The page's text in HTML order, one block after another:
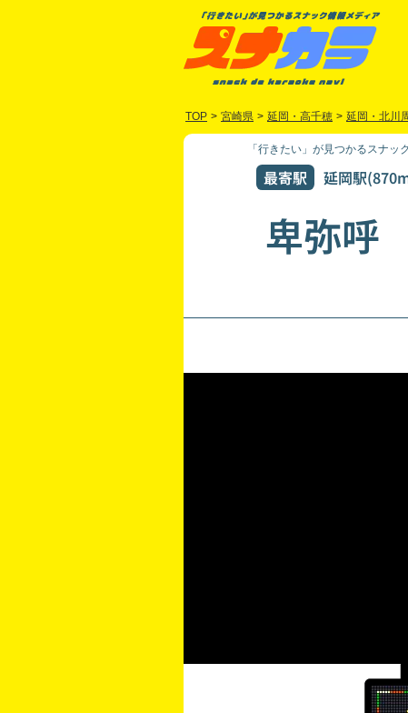
TOP > 宮崎県 > 延岡・高千穂 > 延岡・北川
「行きたい」が見つかるスナッ
最寄駅 延岡駅
卑弥呼